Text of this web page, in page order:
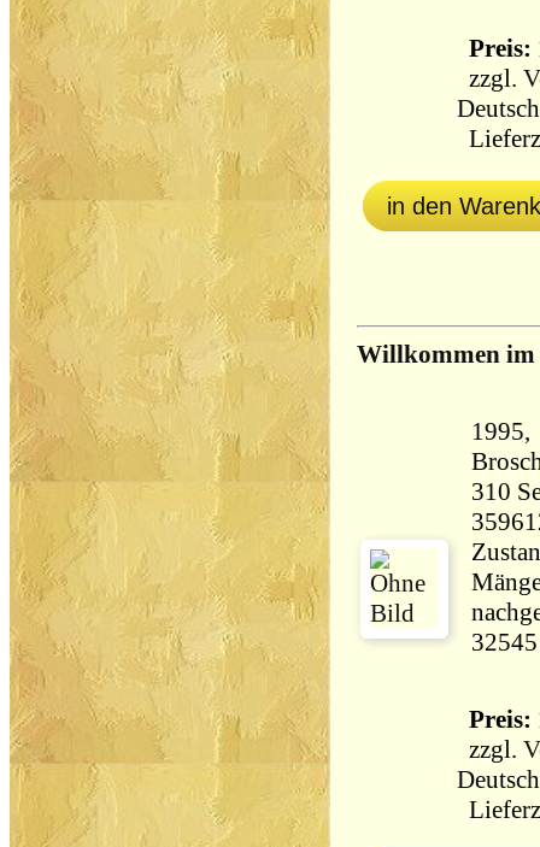
Preis:
zzgl.
in den
Willkommen im
1995,
310 Seiten
32545
Preis:
zzgl.